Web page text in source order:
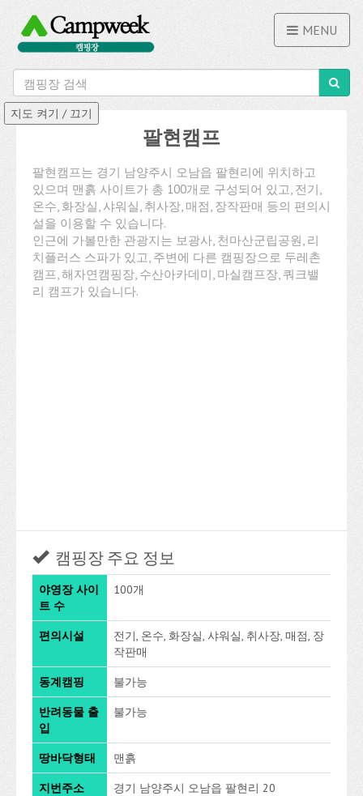
MENU
팔현캠프
팔현캠프는 경기 남양주시 오남읍 팔현리에 위치하고
있으며 맨흙 사이트가 총 100개로 구성되어 있고, 전기,
온수, 화장실, 샤워실, 취사장, 매점, 장작판매 등의 편의시
설을 이용할 수 있습니다.
인근에 가볼만한 관광지는 보광사, 천마산군립공원, 리
치플러스 스파가 있고, 주변에 다른 캠핑장으로 두레촌
캠프, 해자연캠핑장, 수산아카데미, 마실캠프장, 쿼크밸
리 캠프가 있습니다.
캠핑장 주요 정보
야영장 사이
트 수
100개
편의시설
전기, 온수, 화장실, 샤워실, 취사장, 매점, 장
작판매
동계캠핑 불가능
반려동물 출
입
불가능
땅바닥형태 맨흙
지번주소 경기 남양주시 오남읍 팔현리 20